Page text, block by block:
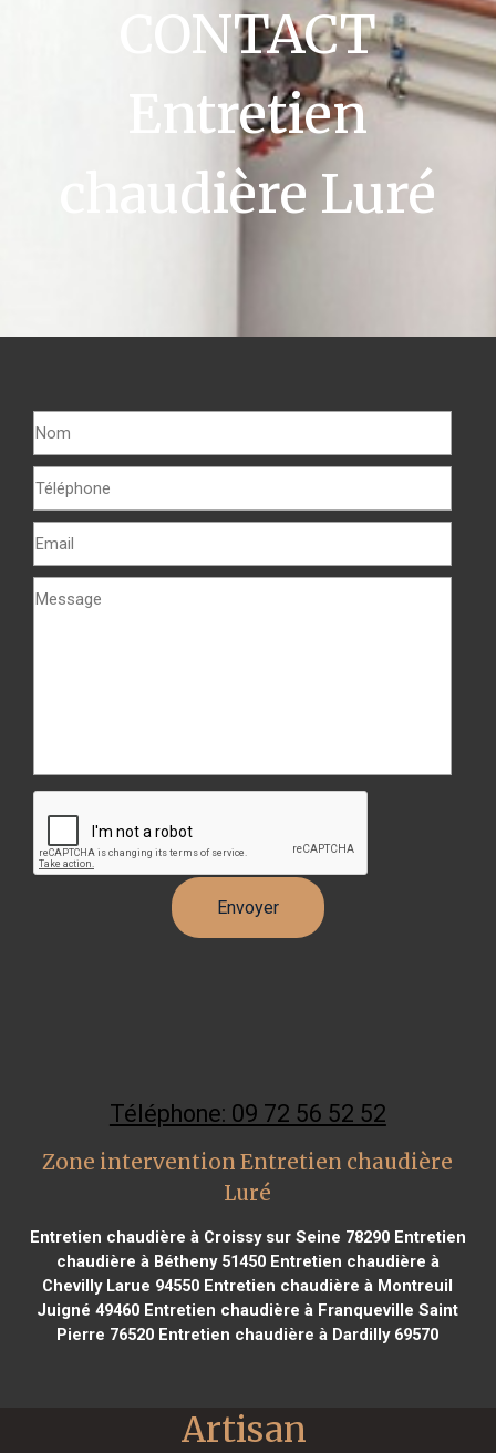
CONTACT
Entretien
chaudière Luré
Téléphone: 09 72 56 52 52
Zone intervention Entretien chaudière
Luré
Entretien chaudière à Croissy sur Seine 78290Entretien
chaudière à Bétheny 51450Entretien chaudière à
Chevilly Larue 94550 Entretien chaudière à Montreuil
Juigné 49460 Entretien chaudière à Franqueville Saint
Pierre 76520 Entretien chaudière à Dardilly 69570
Artisan